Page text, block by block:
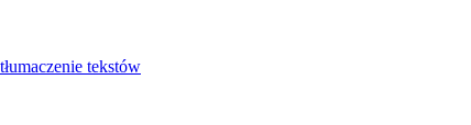
tekstów